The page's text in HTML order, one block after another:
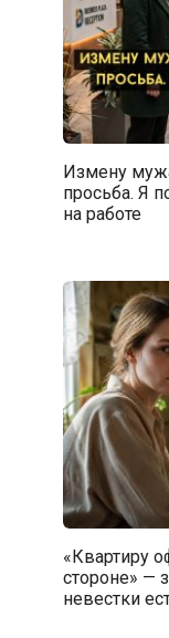
Измену
просьба. Я
на работе
«Квартиру
стороне» —
невестки